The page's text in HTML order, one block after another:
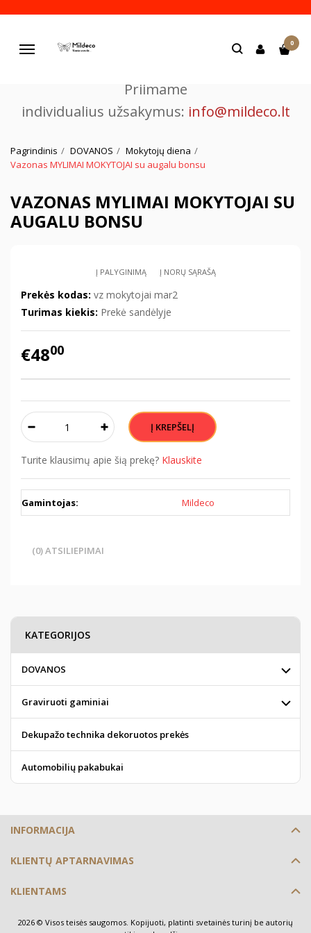
Navigacija
0
Priimame
individualius užsakymus: info@mildeco.lt
Pagrindinis DOVANOS
Mokytojų diena
Vazonas MYLIMAI MOKYTOJAI su augalu bonsu
VAZONAS MYLIMAI MOKYTOJAI SU
AUGALU BONSU
Į PALYGINIMĄ Į NORŲ SĄRAŠĄ
Prekės kodas: vz mokytojai mar2
Turimas kiekis: Prekė sandėlyje
€4800
Turite klausimų apie šią prekę? Klauskite
Gamintojas: Mildeco
(0) ATSILIEPIMAI
KATEGORIJOS
DOVANOS
Graviruoti gaminiai
Dekupažo technika dekoruotos prekės
Automobilių pakabukai
INFORMACIJA
KLIENTŲ APTARNAVIMAS
KLIENTAMS
2026 © Visos teisės saugomos. Kopijuoti, platinti svetainės turinį be autorių